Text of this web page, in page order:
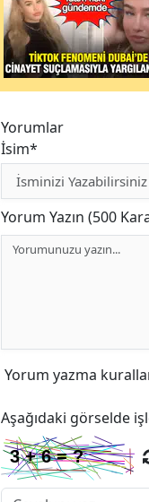
Yorumlar
İsim*
Yorum Yazın (500
Yorum yazma
Aşağıdaki görselde